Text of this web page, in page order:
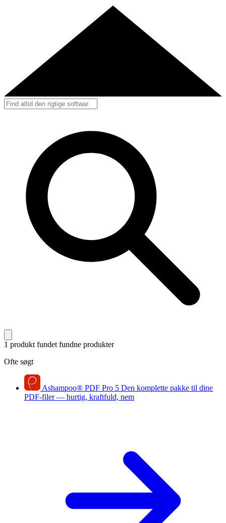
1 produkt fundet fundne produkter
Ofte søgt
Ashampoo® PDF Pro 5 Den komplette pakke til dine
PDF-filer — hurtig, kraftfuld, nem